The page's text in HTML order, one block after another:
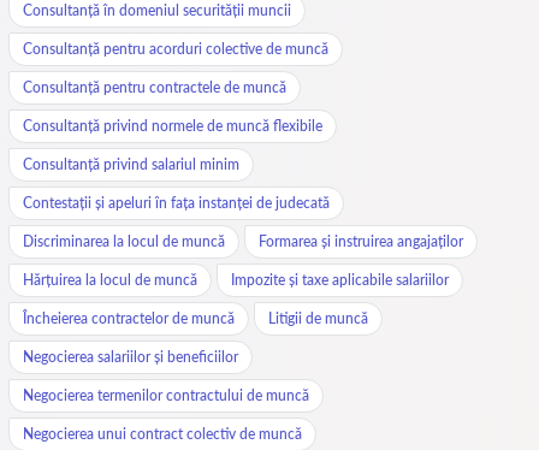
Consultanță în domeniul securității muncii
Consultanță pentru acorduri colective de muncă
Consultanță pentru contractele de muncă
Consultanță privind normele de muncă flexibile
Consultanță privind salariul minim
Contestații și apeluri în fața instanței de judecată
Discriminarea la locul de muncă Formarea și instruirea angajaților
Hărțuirea la locul de muncă Impozite și taxe aplicabile salariilor
Încheierea contractelor de muncă Litigii de muncă
Negocierea salariilor și beneficiilor
Negocierea termenilor contractului de muncă
Negocierea unui contract colectiv de muncă